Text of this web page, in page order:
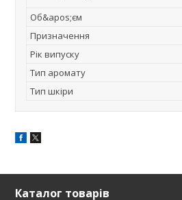
Об&apos;єм
Призначення
Рік випуску
Тип аромату
Тип шкіри
Каталог товарів